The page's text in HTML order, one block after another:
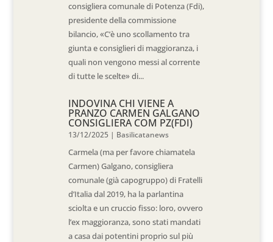
consigliera comunale di Potenza (Fdi),
presidente della commissione
bilancio, «C’è uno scollamento tra
giunta e consiglieri di maggioranza, i
quali non vengono messi al corrente
di tutte le scelte» di...
INDOVINA CHI VIENE A
PRANZO CARMEN GALGANO
CONSIGLIERA COM PZ(FDI)
13/12/2025 | Basilicatanews
Carmela (ma per favore chiamatela
Carmen) Galgano, consigliera
comunale (già capogruppo) di Fratelli
d’Italia dal 2019, ha la parlantina
sciolta e un cruccio fisso: loro, ovvero
l’ex maggioranza, sono stati mandati
a casa dai potentini proprio sul più